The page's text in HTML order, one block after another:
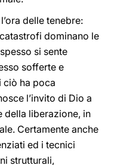
delle tenebre:
dominano le
si sente
sofferte e
ciò ha poca
l’invito di Dio a
della liberazione, in
Certamente anche
ed i tecnici
strutturali,